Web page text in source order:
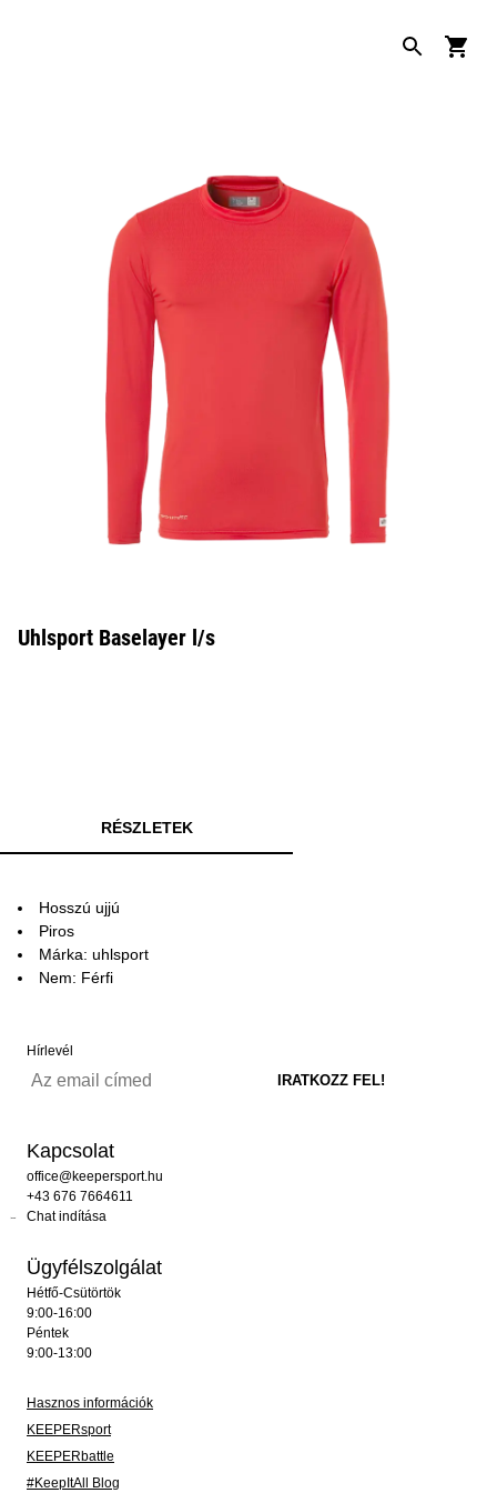
Uhlsport Baselayer l/s
RÉSZLETEK
Hosszú ujjú
Piros
Márka: uhlsport
Nem: Férfi
Hírlevél
Kapcsolat
office@keepersport.hu
+43 676 7664611
Chat indítása
Ügyfélszolgálat
Hétfő-Csütörtök
9:00-16:00
Péntek
9:00-13:00
Hasznos információk
KEEPERsport
KEEPERbattle
#KeepItAll Blog